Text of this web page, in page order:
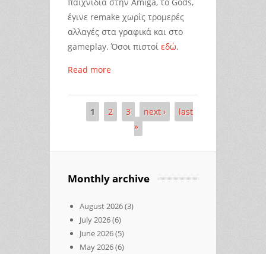
έγινε remake χωρίς τρομερές
αλλαγές στα γραφικά και στο
gameplay. Όσοι πιστοί εδώ.
Read more
Pages
1 2 3 next ›
last
»
Monthly archive
August 2026(3)
July 2026(6)
June 2026(5)
May 2026(6)